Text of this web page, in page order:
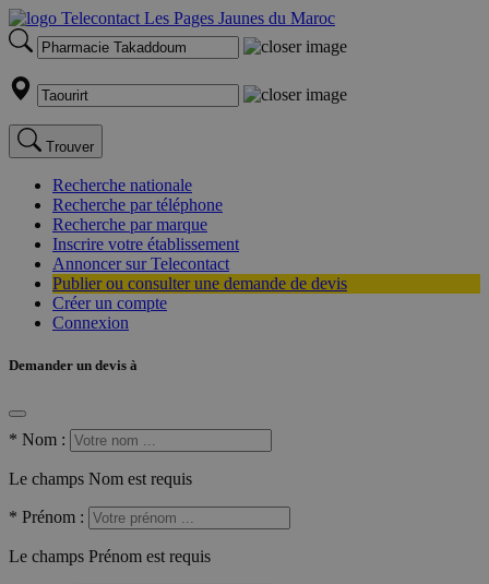
Trouver
Recherche nationale
Recherche par téléphone
Recherche par marque
Inscrire votre établissement
Annoncer sur Telecontact
Publier ou consulter une demande de devis
Créer un compte
Connexion
Demander un devis à
* Nom :
Le champs Nom est requis
* Prénom :
Le champs Prénom est requis